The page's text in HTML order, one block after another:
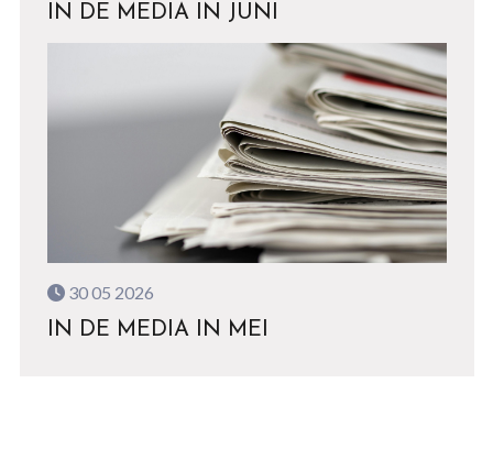
IN DE MEDIA IN JUNI
30 05 2026
IN DE MEDIA IN MEI